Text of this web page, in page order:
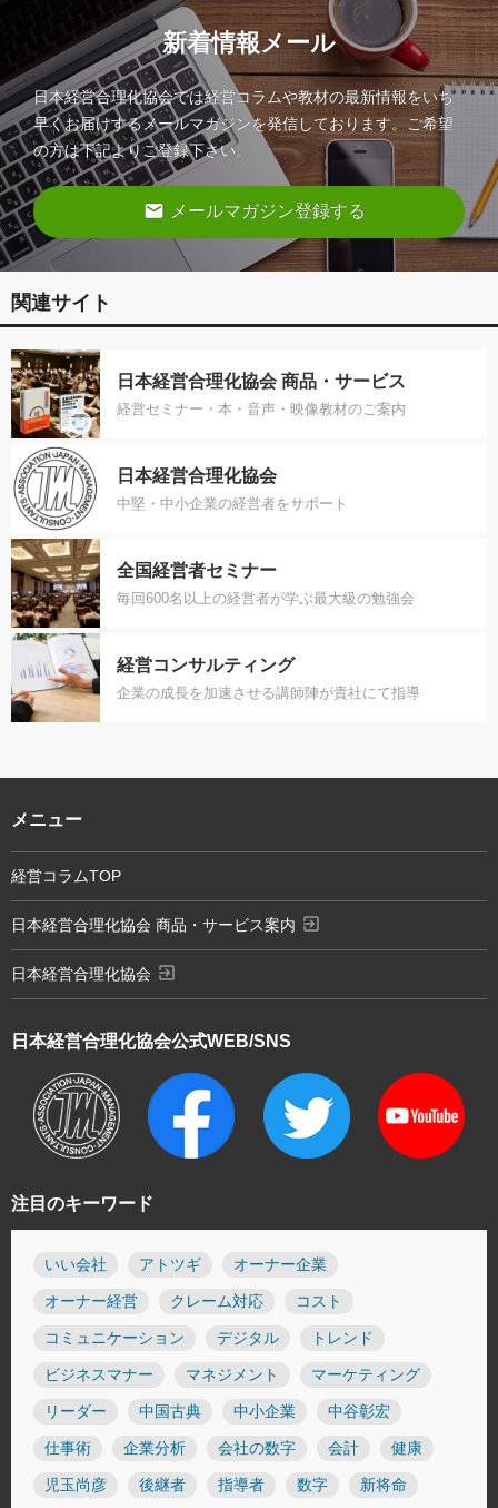
新着情報メール
日本経営合理化協会では経営コラムや教材の最新情報をいち
早くお届けするメールマガジンを発信しております。ご希望
の方は下記よりご登録下さい。
email メールマガジン登録する
関連サイト
日本経営合理化協会 商品・サービス
経営セミナー・本・音声・映像教材のご案内
日本経営合理化協会
中堅・中小企業の経営者をサポート
全国経営者セミナー
毎回600名以上の経営者が学ぶ最大級の勉強会
経営コンサルティング
企業の成長を加速させる講師陣が貴社にて指導
注目のキーワード
いい会社 アトツギ オーナー企業
オーナー経営 クレーム対応 コスト
コミュニケーション デジタル トレンド
ビジネスマナー マネジメント マーケティング
リーダー 中国古典 中小企業 中谷彰宏
仕事術 企業分析 会社の数字 会計 健康
児玉尚彦 後継者 指導者 数字 新将命
日本経営合理化協会公式WEB/SNS
メニュー
経営コラムTOP
日本経営合理化協会 商品・サービス案内 exit_to_app
日本経営合理化協会 exit_to_app